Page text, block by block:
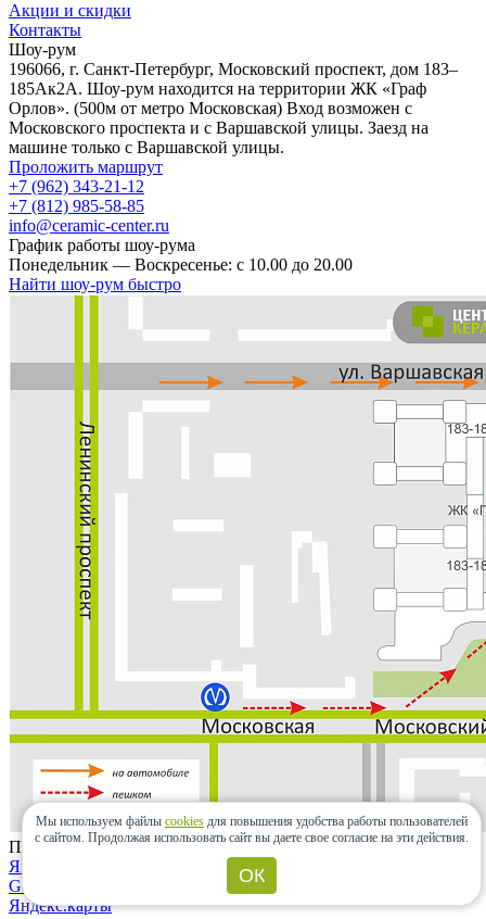
Акции и скидки
Контакты
Шоу-рум
196066, г. Санкт-Петербург, Московский проспект, дом 183–
185Ак2А. Шоу-рум находится на территории ЖК «Граф
Орлов». (500м от метро Московская) Вход возможен с
Московского проспекта и с Варшавской улицы. Заезд на
машине только с Варшавской улицы.
Проложить маршрут
+7 (962) 343-21-12
+7 (812) 985-58-85
info@ceramic-center.ru
График работы шоу-рума
Понедельник — Воскресенье: с 10.00 до 20.00
Найти шоу-рум быстро
Проложить маршрут
Яндекс.карты
Google maps
Яндекс.карты
Мы используем файлы cookies для повышения удобства работы пользователей
с сайтом. Продолжая использовать сайт вы даете свое согласие на эти действия.
ОК